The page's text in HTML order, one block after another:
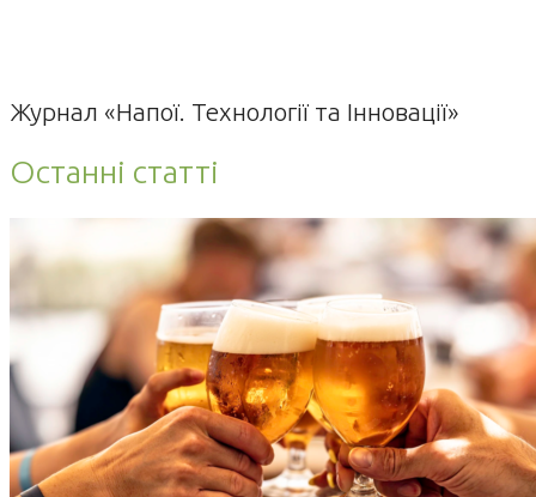
Журнал «Напої. Технології та Інновації»
Останні статті